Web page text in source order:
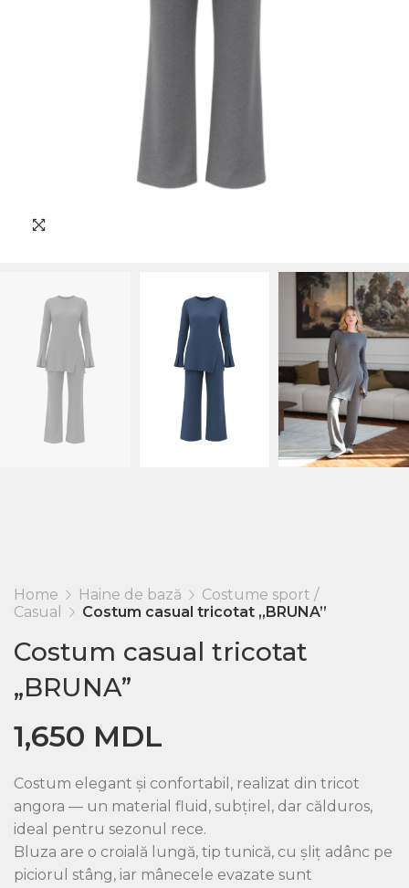
Home Haine de bază
Costume sport /
Casual
Costum casual tricotat „BRUNA”
Costum casual tricotat
„BRUNA”
1,650 MDL
Costum elegant și confortabil, realizat din tricot
angora — un material fluid, subțirel, dar călduros,
ideal pentru sezonul rece.
Bluza are o croială lungă, tip tunică, cu șliț adânc pe
piciorul stâng, iar mânecele evazate sunt